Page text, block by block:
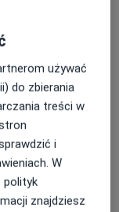
używać
do zbierania
treści w
i
W
polityk
znajdziesz